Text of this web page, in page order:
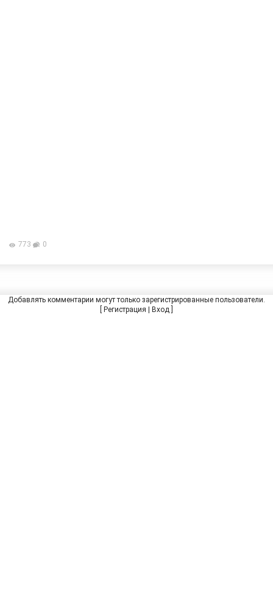
773 0
Добавлять комментарии могут только зарегистрированные пользователи.
Регистрация Вход